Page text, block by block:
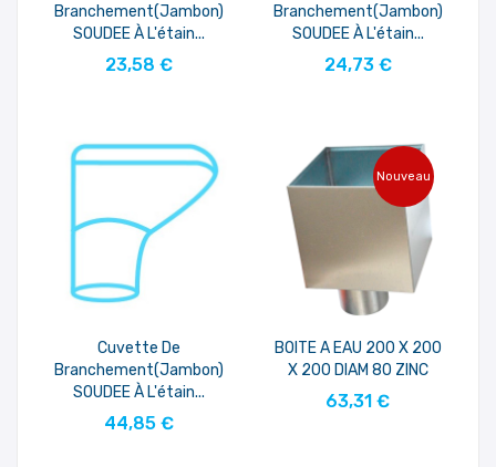
Branchement(jambon)
SOUDEE À L'étain...
23,58 €
Branchement(jambon)
SOUDEE À L'étain...
24,73 €
Cuvette De
Branchement(jambon)
SOUDEE À L'étain...
44,85 €
Nouveau
BOITE A EAU 200 X 200
X 200 DIAM 80 ZINC
63,31 €